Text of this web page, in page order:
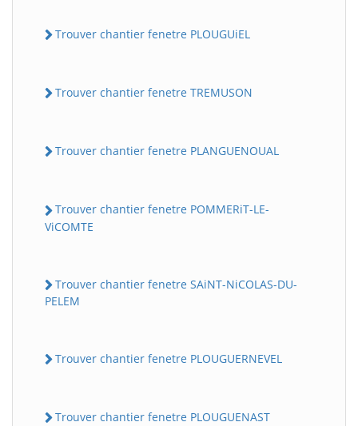
Trouver chantier fenetre PLOUGUiEL
Trouver chantier fenetre TREMUSON
Trouver chantier fenetre PLANGUENOUAL
Trouver chantier fenetre POMMERiT-LE-
ViCOMTE
Trouver chantier fenetre SAiNT-NiCOLAS-DU-
PELEM
Trouver chantier fenetre PLOUGUERNEVEL
Trouver chantier fenetre PLOUGUENAST